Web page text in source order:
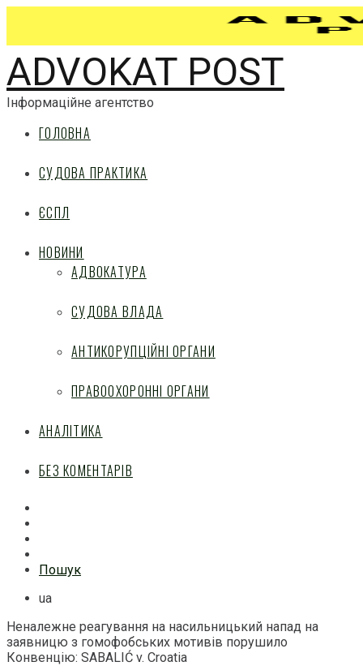
ADVOKAT POST
Інформаційне агентство
ГОЛОВНА
СУДОВА ПРАКТИКА
ЄСПЛ
НОВИНИ
АДВОКАТУРА
СУДОВА ВЛАДА
АНТИКОРУПЦІЙНІ ОРГАНИ
ПРАВООХОРОННІ ОРГАНИ
АНАЛІТИКА
БЕЗ КОМЕНТАРІВ
Пошук
ua
Неналежне реагування на насильницький напад на
заявницю з гомофобських мотивів порушило
Конвенцію: SABALIĆ v. Croatia